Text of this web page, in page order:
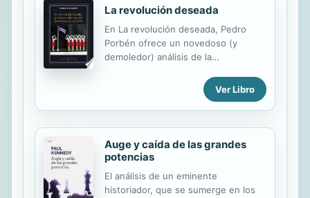
La revolución deseada
En La revolución deseada, Pedro
Porbén ofrece un novedoso (y
demoledor) análisis de la
nuevo en la Cuba revolucionaria.
Partiendo del marco teórico de los
estudios culturales, el autor examina
las “políticas del afecto” (Deleuze y
Guattari) generadas en torno al
aparato político de la revolución
subsistencia a lo largo de ya más de
cinco décadas. Para ello Porbén
Ver Libro
Auge y caída de las grandes
potencias
El análisis de un eminente
historiador, que se sumerge en los